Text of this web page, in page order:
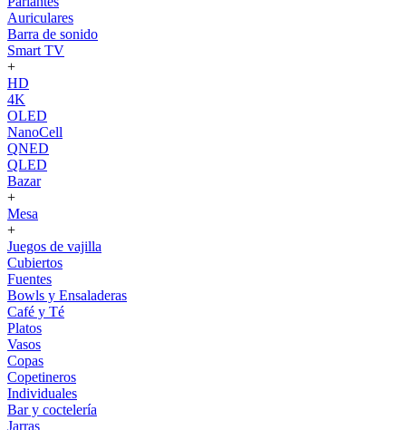
Auriculares
Barra de sonido
Smart TV
+
HD
4K
OLED
NanoCell
QNED
QLED
Bazar
+
Mesa
+
Juegos de vajilla
Cubiertos
Fuentes
Bowls y Ensaladeras
Café y Té
Platos
Vasos
Copas
Copetineros
Individuales
Bar y coctelería
Jarras